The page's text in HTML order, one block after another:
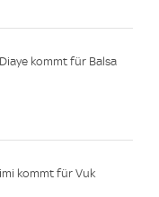
kommt für Balsa
kommt für Vuk